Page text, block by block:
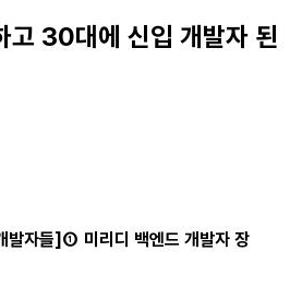
고 30대에 신입 개발자 된
발자들]① 미리디 백엔드 개발자 장